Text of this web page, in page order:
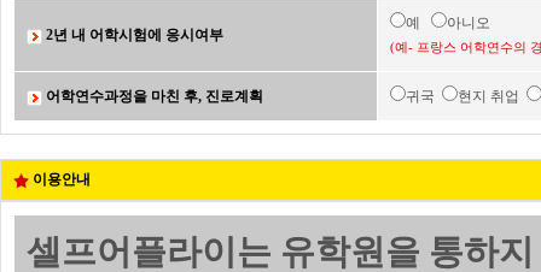
2년 내 어학시험에 응시여부
예 아니오
(예- 프랑스 어학연수의
어학연수과정을 마친 후, 진로계획 귀국 현지 취업
이용안내
셀프어플라이는 유학원을 통하